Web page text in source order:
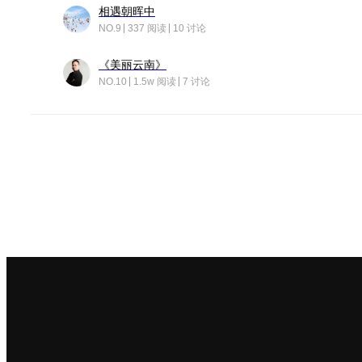
相遇朝晖中
NO.9 337 阅读 10 讨论
《美丽云南》
NO.10 1.5w 阅读 7 讨论